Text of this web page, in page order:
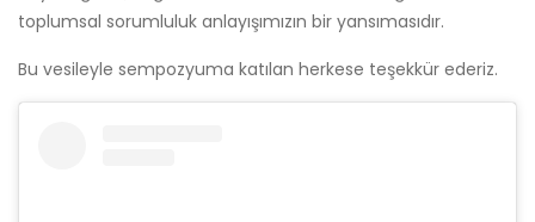
toplumsal sorumluluk anlayışımızın bir yansımasıdır.
Bu vesileyle sempozyuma katılan herkese teşekkür ederiz.